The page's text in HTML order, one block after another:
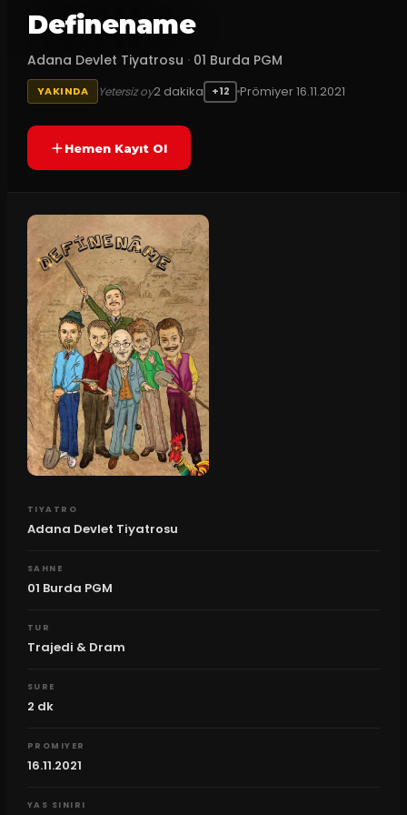
Definename
Adana Devlet Tiyatrosu · 01 Burda PGM
YAKINDA Yetersiz oy2 dakika +12 Prömiyer16.11.2021
Hemen Kayıt Ol
TIYATRO
Adana Devlet Tiyatrosu
SAHNE
01 Burda PGM
TUR
Trajedi & Dram
SURE
2 dk
PROMIYER
16.11.2021
YAS SINIRI